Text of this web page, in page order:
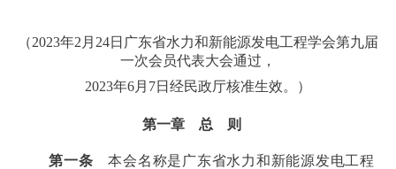
（2023年2月24日广东省水力和新能源发电工程学会第九届
一次会员代表大会通过，
2023年6月7日经民政厅核准生效。）
第一章 总 则
第一条 本会名称是广东省水力和新能源发电工程